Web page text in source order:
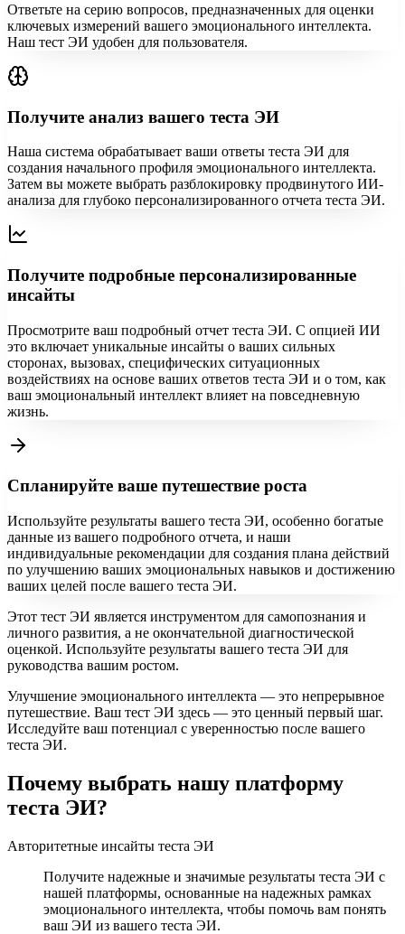
Ответьте на серию вопросов, предназначенных для оценки
ключевых измерений вашего эмоционального интеллекта.
Наш тест ЭИ удобен для пользователя.
Получите анализ вашего теста ЭИ
Наша система обрабатывает ваши ответы теста ЭИ для
создания начального профиля эмоционального интеллекта.
Затем вы можете выбрать разблокировку продвинутого ИИ-
анализа для глубоко персонализированного отчета теста ЭИ.
Получите подробные персонализированные
инсайты
Просмотрите ваш подробный отчет теста ЭИ. С опцией ИИ
это включает уникальные инсайты о ваших сильных
сторонах, вызовах, специфических ситуационных
воздействиях на основе ваших ответов теста ЭИ и о том, как
ваш эмоциональный интеллект влияет на повседневную
жизнь.
Спланируйте ваше путешествие роста
Используйте результаты вашего теста ЭИ, особенно богатые
данные из вашего подробного отчета, и наши
индивидуальные рекомендации для создания плана действий
по улучшению ваших эмоциональных навыков и достижению
ваших целей после вашего теста ЭИ.
Этот тест ЭИ является инструментом для самопознания и
личного развития, а не окончательной диагностической
оценкой. Используйте результаты вашего теста ЭИ для
руководства вашим ростом.
Улучшение эмоционального интеллекта — это непрерывное
путешествие. Ваш тест ЭИ здесь — это ценный первый шаг.
Исследуйте ваш потенциал с уверенностью после вашего
теста ЭИ.
Почему выбрать нашу платформу
теста ЭИ?
Авторитетные инсайты теста ЭИ
Получите надежные и значимые результаты теста ЭИ с
нашей платформы, основанные на надежных рамках
эмоционального интеллекта, чтобы помочь вам понять
ваш ЭИ из вашего теста ЭИ.